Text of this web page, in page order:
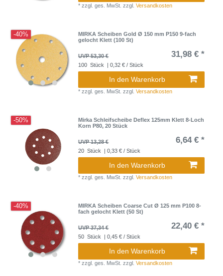
*zzgl. ges. MwSt. zzgl.Versandkosten
-40%
MIRKA Scheiben Gold Ø 150 mm P150 9-fach
gelocht Klett (100 St)
UVP 53,30 € 31,98 € *
100 Stück | 0,32 € / Stück
In den Warenkorb
*zzgl. ges. MwSt. zzgl.Versandkosten
-50%
Mirka Schleifscheibe Deflex 125mm Klett 8-Loch
Korn P80, 20 Stück
UVP 13,28 € 6,64 € *
20 Stück | 0,33 € / Stück
In den Warenkorb
*zzgl. ges. MwSt. zzgl.Versandkosten
-40%
MIRKA Scheiben Coarse Cut Ø 125 mm P100 8-
fach gelocht Klett (50 St)
UVP 37,34 € 22,40 € *
50 Stück | 0,45 € / Stück
In den Warenkorb
*zzgl. ges. MwSt. zzgl.Versandkosten